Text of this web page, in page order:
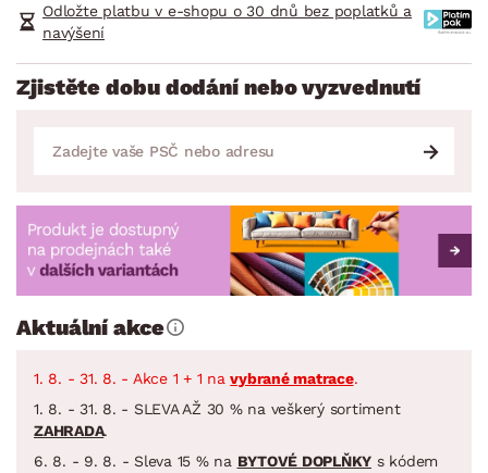
Odložte platbu v e-shopu o 30 dnů bez poplatků a
navýšení
Zjistěte dobu dodání nebo vyzvednutí
Aktuální akce
1. 8. - 31. 8. - Akce 1 + 1 navybrané matrace.
1. 8. - 31. 8. - SLEVA AŽ 30 % na veškerý sortiment
ZAHRADA.
6. 8. - 9. 8. - Sleva 15 % na BYTOVÉ DOPLŇKY s kódem